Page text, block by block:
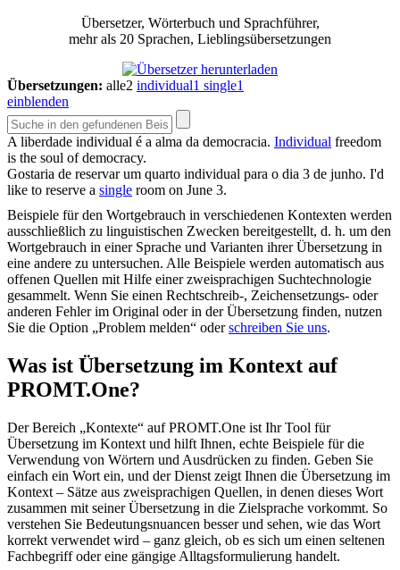
Übersetzer, Wörterbuch und Sprachführer,
mehr als 20 Sprachen, Lieblingsübersetzungen
Übersetzungen: alle2 individual1 single1
einblenden
A liberdade individual é a alma da democracia. Individual freedom
is the soul of democracy.
Gostaria de reservar um quarto individual para o dia 3 de junho. I'd
like to reserve a single room on June 3.
Beispiele für den Wortgebrauch in verschiedenen Kontexten werden
ausschließlich zu linguistischen Zwecken bereitgestellt, d. h. um den
Wortgebrauch in einer Sprache und Varianten ihrer Übersetzung in
eine andere zu untersuchen. Alle Beispiele werden automatisch aus
offenen Quellen mit Hilfe einer zweisprachigen Suchtechnologie
gesammelt. Wenn Sie einen Rechtschreib-, Zeichensetzungs- oder
anderen Fehler im Original oder in der Übersetzung finden, nutzen
Sie die Option „Problem melden“ oderschreiben Sie uns.
Was ist Übersetzung im Kontext auf
PROMT.One?
Der Bereich „Kontexte“ auf PROMT.One ist Ihr Tool für
Übersetzung im Kontext und hilft Ihnen, echte Beispiele für die
Verwendung von Wörtern und Ausdrücken zu finden. Geben Sie
einfach ein Wort ein, und der Dienst zeigt Ihnen die Übersetzung im
Kontext – Sätze aus zweisprachigen Quellen, in denen dieses Wort
zusammen mit seiner Übersetzung in die Zielsprache vorkommt. So
verstehen Sie Bedeutungsnuancen besser und sehen, wie das Wort
korrekt verwendet wird – ganz gleich, ob es sich um einen seltenen
Fachbegriff oder eine gängige Alltagsformulierung handelt.